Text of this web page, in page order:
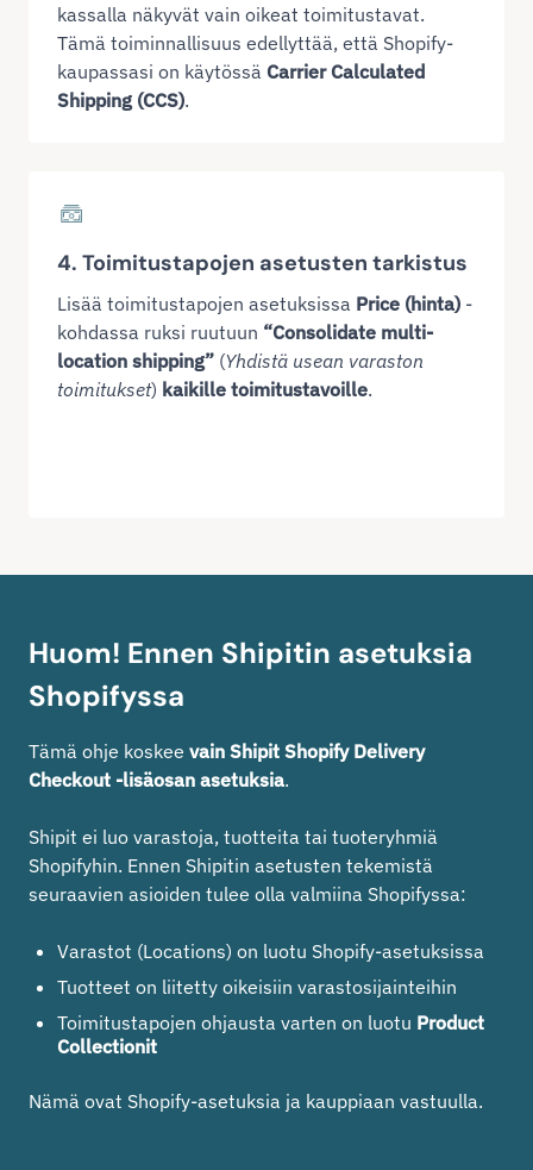
kassalla näkyvät vain oikeat toimitustavat.
Tämä toiminnallisuus edellyttää, että Shopify-
kaupassasi on käytössä Carrier Calculated
Shipping (CCS).
4. Toimitustapojen asetusten tarkistus
Lisää toimitustapojen asetuksissa Price (hinta) -
kohdassa ruksi ruutuun “Consolidate multi-
location shipping” (Yhdistä usean varaston
toimitukset) kaikille toimitustavoille.
Huom! Ennen Shipitin asetuksia
Shopifyssa
Tämä ohje koskee vain Shipit Shopify Delivery
Checkout -lisäosan asetuksia.
Shipit ei luo varastoja, tuotteita tai tuoteryhmiä
Shopifyhin. Ennen Shipitin asetusten tekemistä
seuraavien asioiden tulee olla valmiina Shopifyssa:
Varastot (Locations) on luotu Shopify-asetuksissa
Tuotteet on liitetty oikeisiin varastosijainteihin
Toimitustapojen ohjausta varten on luotu Product
Collectionit
Nämä ovat Shopify-asetuksia ja kauppiaan vastuulla.